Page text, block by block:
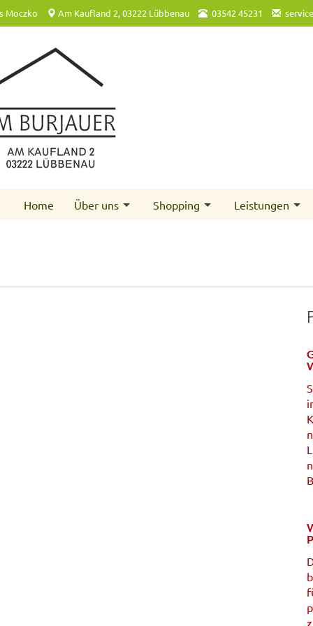
Moczko Am Kaufland 2, 03222 Lübbenau 03542 45231
Home Über uns Shopping Leistungen